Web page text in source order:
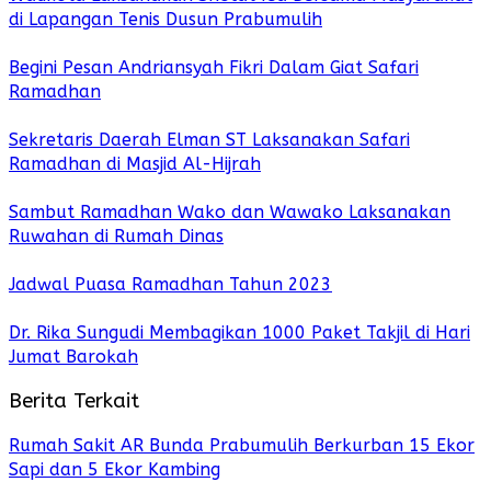
di Lapangan Tenis Dusun Prabumulih
Begini Pesan Andriansyah Fikri Dalam Giat Safari
Ramadhan
Sekretaris Daerah Elman ST Laksanakan Safari
Ramadhan di Masjid Al-Hijrah
Sambut Ramadhan Wako dan Wawako Laksanakan
Ruwahan di Rumah Dinas
Jadwal Puasa Ramadhan Tahun 2023
Dr. Rika Sungudi Membagikan 1000 Paket Takjil di Hari
Jumat Barokah
Berita Terkait
Rumah Sakit AR Bunda Prabumulih Berkurban 15 Ekor
Sapi dan 5 Ekor Kambing